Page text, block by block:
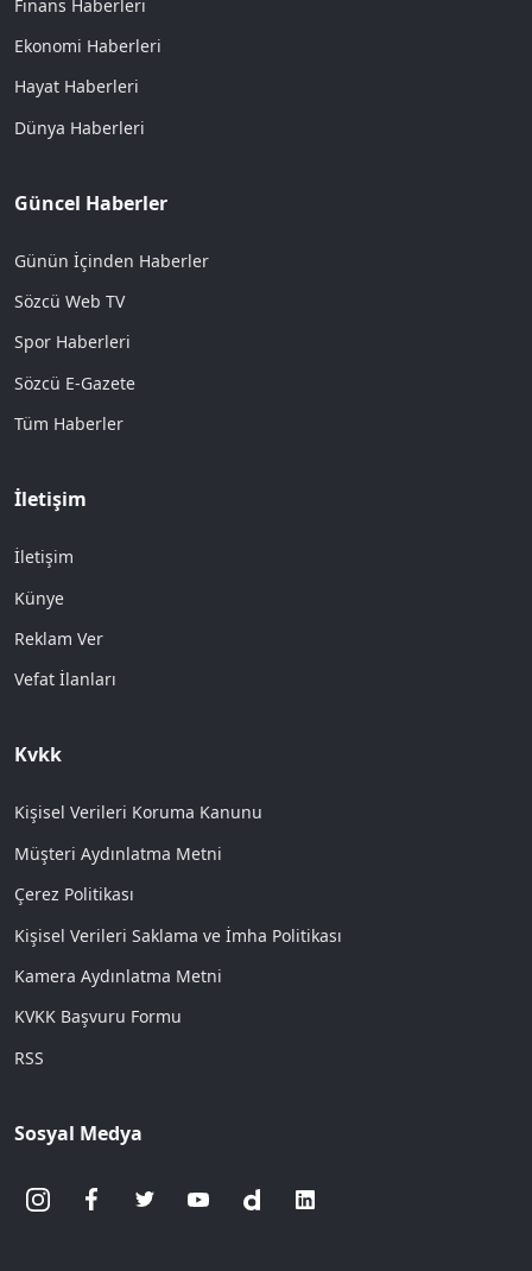
Finans Haberleri
Ekonomi Haberleri
Hayat Haberleri
Dünya Haberleri
Güncel Haberler
Günün İçinden Haberler
Sözcü Web TV
Spor Haberleri
Sözcü E-Gazete
Tüm Haberler
İletişim
İletişim
Künye
Reklam Ver
Vefat İlanları
Kvkk
Kişisel Verileri Koruma Kanunu
Müşteri Aydınlatma Metni
Çerez Politikası
Kişisel Verileri Saklama ve İmha Politikası
Kamera Aydınlatma Metni
KVKK Başvuru Formu
RSS
Sosyal Medya